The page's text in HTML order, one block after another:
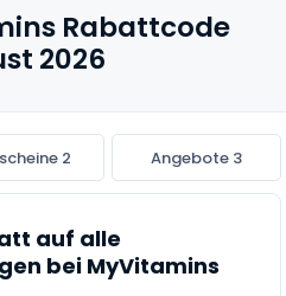
Rabattcode
2026
2 Angebote 3
auf alle
bei MyVitamins